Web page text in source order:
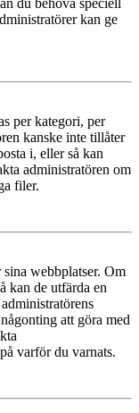
du behöva speciell
kan ge
per kategori, per
kanske inte tillåter
i, eller så kan
administratören om
filer.
webbplatser. Om
kan de utfärda en
att göra med
varför du varnats.